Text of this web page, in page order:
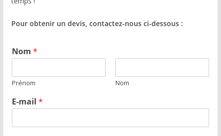
Pour obtenir un devis, contactez-nous ci-dessous :
Nom *
Prénom Nom
E-mail *